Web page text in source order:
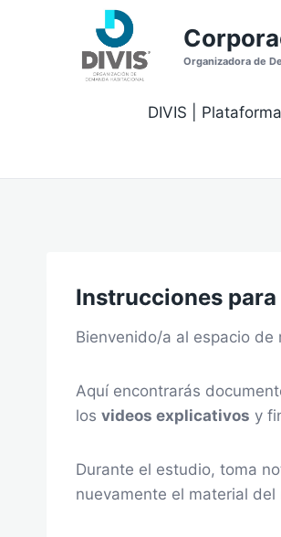
Organizadora de
DIVIS |
Instrucciones
Bienvenido/a al espacio de
Aquí encontrarás
los videos explicativos y
Durante el estudio, toma
nuevamente el material